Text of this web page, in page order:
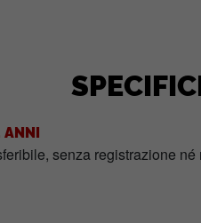
ANNI
senza registrazione né